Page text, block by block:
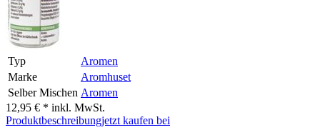
Typ
Aromen
Marke
Aromhuset
Selber Mischen Aromen
12,95 € * inkl. MwSt.
Produktbeschreibungjetzt kaufen bei